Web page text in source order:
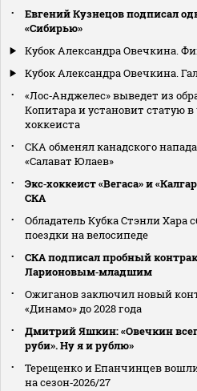
Евгений Кузнецов подписал
«Сибирью»
Кубок Александра Овечкина.
Кубок Александра Овечкина.
«Лос‑Анджелес» выведет из
Копитара и установит статую в
хоккеиста
СКА обменял канадского
«Салават Юлаев»
Экс‑хоккеист «Вегаса» и
СКА
Обладатель Кубка Стэнли Хара
поездки на велосипеде
СКА подписал пробный
Ларионовым‑младшим
Ожиганов заключил новый
«Динамо» до 2028 года
Дмитрий Яшкин: «Овечкин
руби». Ну я и рублю»
Терещенко и Епанчинцев
на сезон‑2026/27